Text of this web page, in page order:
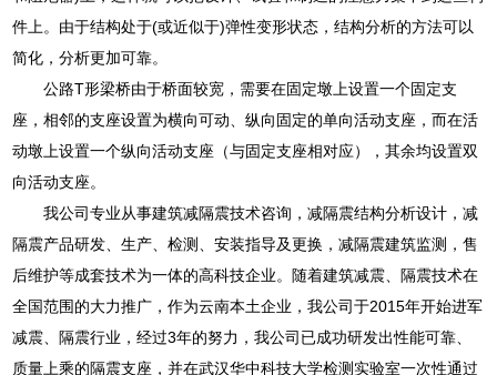
件上。由于结构处于(或近似于)弹性变形状态，结构分析的方法可以
简化，分析更加可靠。
公路T形梁桥由于桥面较宽，需要在固定墩上设置一个固定支
座，相邻的支座设置为横向可动、纵向固定的单向活动支座，而在活
动墩上设置一个纵向活动支座（与固定支座相对应），其余均设置双
向活动支座。
我公司专业从事建筑减隔震技术咨询，减隔震结构分析设计，减
隔震产品研发、生产、检测、安装指导及更换，减隔震建筑监测，售
后维护等成套技术为一体的高科技企业。随着建筑减震、隔震技术在
全国范围的大力推广，作为云南本土企业，我公司于2015年开始进军
减震、隔震行业，经过3年的努力，我公司已成功研发出性能可靠、
质量上乘的隔震支座，并在武汉华中科技大学检测实验室一次性通过